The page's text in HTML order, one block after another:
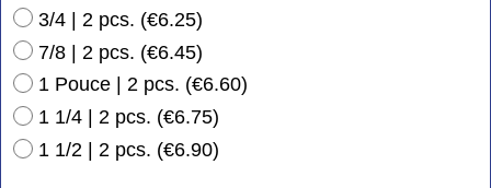
3/4 | 2 pcs. (€6.25)
7/8 | 2 pcs. (€6.45)
1 Pouce | 2 pcs. (€6.60)
1 1/4 | 2 pcs. (€6.75)
1 1/2 | 2 pcs. (€6.90)